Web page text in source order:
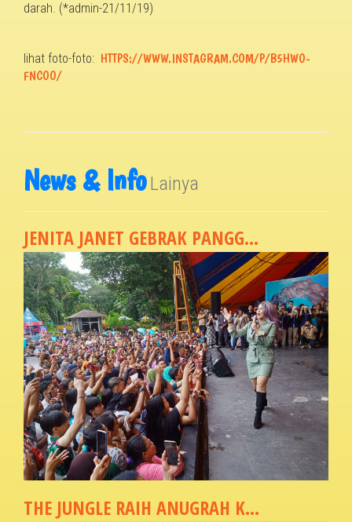
darah. (*admin-21/11/19)
lihat foto-foto: HTTPS://WWW.INSTAGRAM.COM/P/B5HWO-
FNCOO/
News & InfoLainya
JENITA JANET GEBRAK PANGG...
THE JUNGLE RAIH ANUGRAH K...